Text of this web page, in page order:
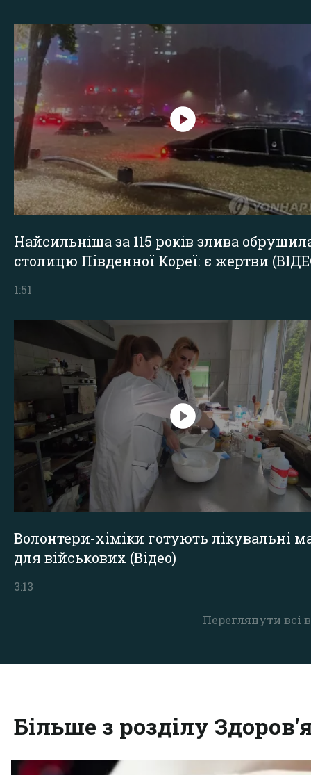
Переглянути всі
Найсильніша за 115 років злива
столицю Південної Кореї: є жертви
1:51
Волонтери-хіміки готують лікувальні
для військових (Відео)
3:13
Більше з розділу